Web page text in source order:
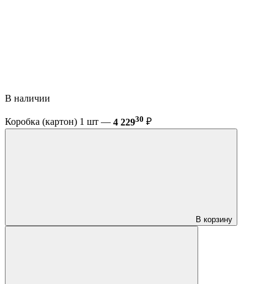
В наличии
Коробка (картон) 1 шт — 4 22930 ₽
В корзину